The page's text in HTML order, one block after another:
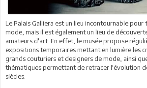
Le Palais Galliera est un lieu incontournable pour
mode, mais il est également un lieu de
amateurs d'art. En effet, le musée propose
expositions temporaires mettant en lumière les
grands couturiers et designers de mode, ainsi
thématiques permettant de retracer l'évolution
siècles.